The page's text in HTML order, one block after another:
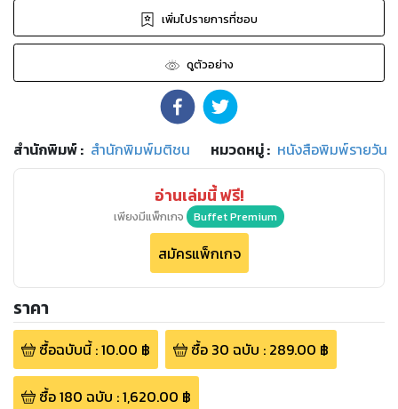
เพิ่มไปรายการที่ชอบ
ดูตัวอย่าง
สำนักพิมพ์: สำนักพิมพ์มติชน หมวดหมู่: หนังสือพิมพ์รายวัน
อ่านเล่มนี้ ฟรี!
เพียงมีแพ็กเกจ Buffet Premium
สมัครแพ็กเกจ
ราคา
ซื้อฉบับนี้:10.00 ฿ ซื้อ 30 ฉบับ : 289.00 ฿
ซื้อ180 ฉบับ :1,620.00 ฿